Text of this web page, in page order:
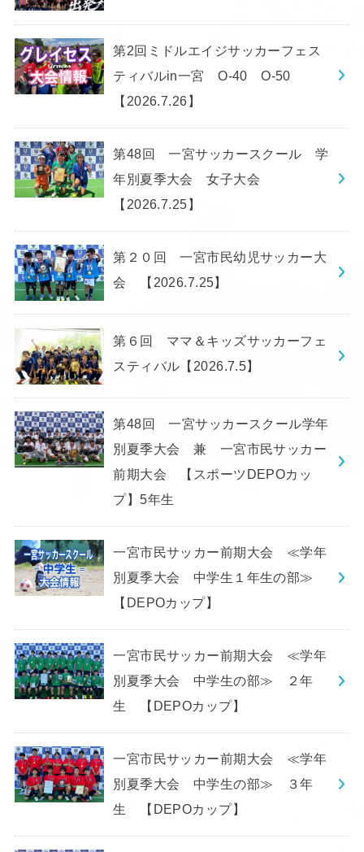
第2回ミドルエイジサッカーフェス
ティバルin一宮 O-40 O-50
【2026.7.26】
第48回 一宮サッカースクール 学
年別夏季大会 女子大会
【2026.7.25】
第２０回 一宮市民幼児サッカー大
会 【2026.7.25】
第６回 ママ＆キッズサッカーフェ
スティバル【2026.7.5】
第48回 一宮サッカースクール学年
別夏季大会 兼 一宮市民サッカー
前期大会 【スポーツDEPOカッ
プ】5年生
一宮市民サッカー前期大会 ≪学年
別夏季大会 中学生１年生の部≫
【DEPOカップ】
一宮市民サッカー前期大会 ≪学年
別夏季大会 中学生の部≫ ２年
生 【DEPOカップ】
一宮市民サッカー前期大会 ≪学年
別夏季大会 中学生の部≫ ３年
生 【DEPOカップ】